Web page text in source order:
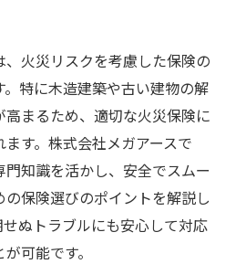
火災リスクを考慮した保険の
特に木造建築や古い建物の解
まるため、適切な火災保険に
す。株式会社メガアースで
知識を活かし、安全でスムー
保険選びのポイントを解説し
ぬトラブルにも安心して対応
可能です。